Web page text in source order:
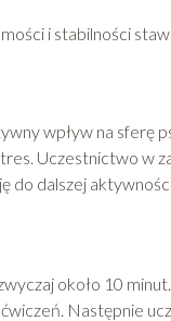
i stabilności
wpływ na sferę
Uczestnictwo w
do dalszej
około 10
Następnie